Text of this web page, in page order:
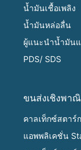
น้ำมันเชื้อเพลิง
น้ำมันหล่อลื่น
ผู้แนะนำน้ำมัน
PDS/ SDS
ขนส่งเชิงพา
คาลเท็กซ์สตาร์
แอพพลิเคชั่น